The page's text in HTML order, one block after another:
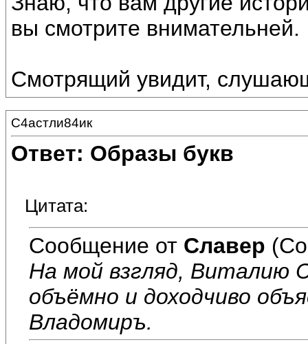
вы смотрите внимательней.
Смотрящий увидит,
С4астли84ик
Ответ: Образы букв
Цитата:
Сообщение от Славер
На мой взгляд, Виталию
объёмно и доходчиво
Владомиръ.